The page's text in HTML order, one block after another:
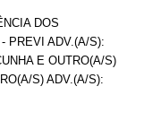
DOS
PREVI ADV.(A/S):
E OUTRO(A/S)
S) ADV.(A/S):